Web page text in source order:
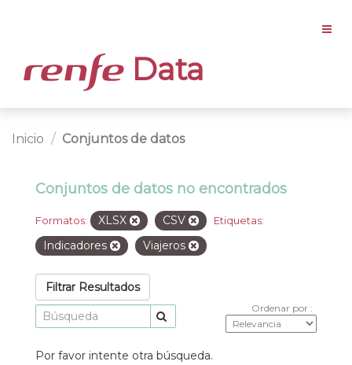
Data
Inicio Conjuntos de datos
Conjuntos de datos no encontrados
Formatos: XLSX CSV Etiquetas:
Indicadores Viajeros
Filtrar Resultados
Ordenar por
Por favor intente otra búsqueda.